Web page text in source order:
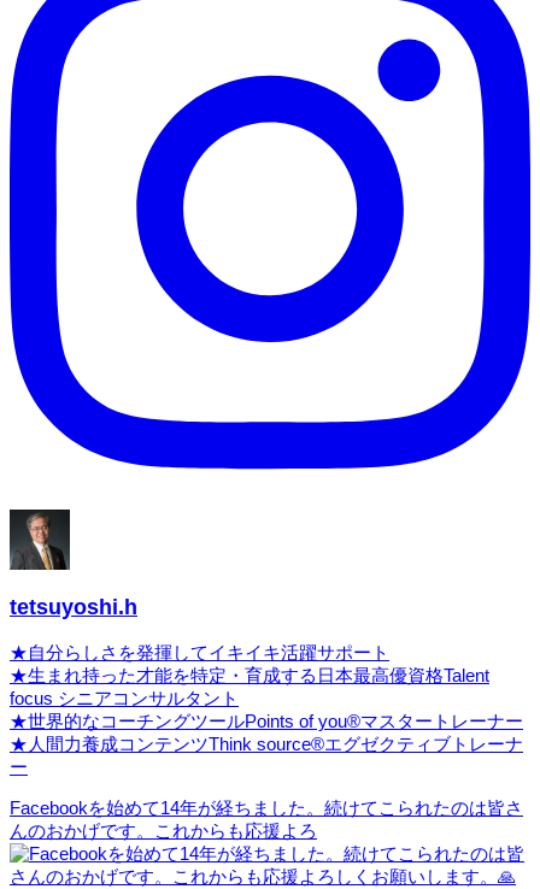
tetsuyoshi.h
★自分らしさを発揮してイキイキ活躍サポート
★生まれ持った才能を特定・育成する日本最高優資格Talent
focus シニアコンサルタント
★世界的なコーチングツールPoints of you®マスタートレーナー
★人間力養成コンテンツThink source®エグゼクティブトレーナ
ー
Facebookを始めて14年が経ちました。続けてこられたのは皆さ
んのおかげです。これからも応援よろ